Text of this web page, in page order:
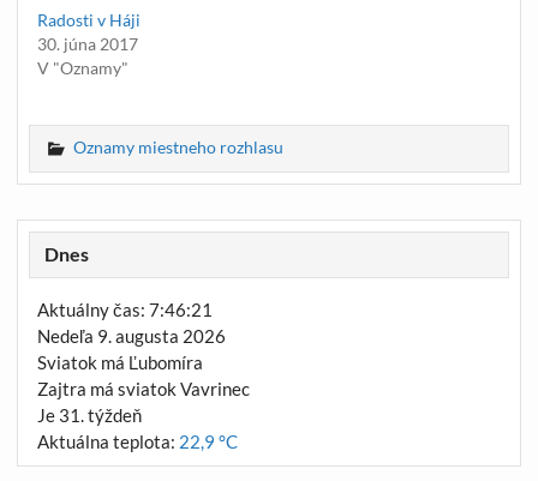
Radosti v Háji
30. júna 2017
V "Oznamy"
Oznamy miestneho rozhlasu
Dnes
Aktuálny čas: 7:46:21
Nedeľa 9. augusta 2026
Sviatok má Ľubomíra
Zajtra má sviatok Vavrinec
Je 31. týždeň
Aktuálna teplota: 22,9 °C